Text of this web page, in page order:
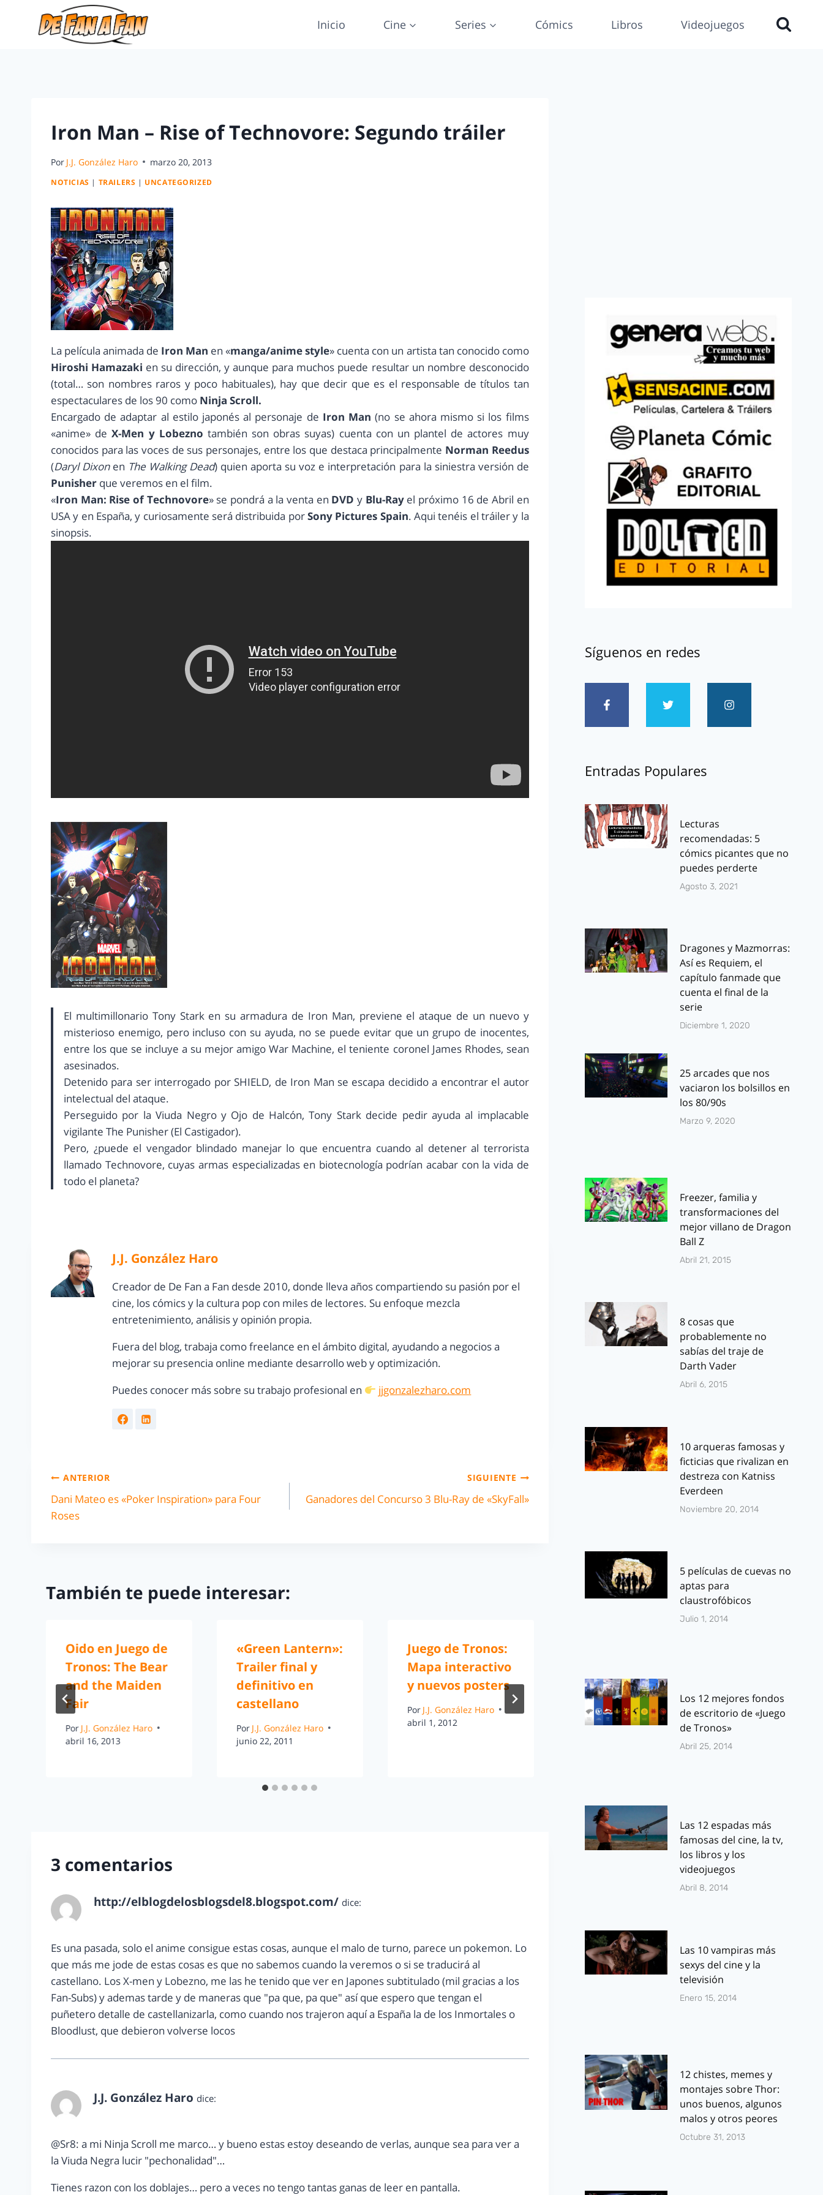
Inicio Cine Series Cómics Libros Videojuegos
Iron Man – Rise of Technovore: Segundo tráiler
Por J.J. González Haro marzo 20, 2013
NOTICIAS | TRAILERS | UNCATEGORIZED
La película animada de Iron Man en «manga/anime style» cuenta con un artista tan conocido como
Hiroshi Hamazaki en su dirección, y aunque para muchos puede resultar un nombre desconocido
(total… son nombres raros y poco habituales), hay que decir que es el responsable de títulos tan
espectaculares de los 90 como Ninja Scroll.
Encargado de adaptar al estilo japonés al personaje de Iron Man (no se ahora mismo si los films
«anime» deX-Men y Lobezno también son obras suyas) cuenta con un plantel de actores muy
conocidos para las voces de sus personajes, entre los que destaca principalmente Norman Reedus
(Daryl Dixonen The Walking Dead) quien aporta su voz e interpretación para la siniestra versión de
Punisher que veremos en el film.
«Iron Man: Rise of Technovore» se pondrá a la venta en DVD y Blu-Rayel próximo 16 de Abril en
USA y en España, y curiosamente será distribuida porSony Pictures Spain. Aqui tenéis el tráiler y la
sinopsis.
El multimillonario Tony Stark en su armadura de Iron Man, previene el ataque de un nuevo y
misterioso enemigo, pero incluso con su ayuda, no se puede evitar que un grupo de inocentes,
entre los que se incluye a su mejor amigo War Machine, el teniente coronel James Rhodes, sean
asesinados.
Detenido para ser interrogado por SHIELD, de Iron Man se escapa decidido a encontrar el autor
intelectual del ataque.
Perseguido por la Viuda Negro y Ojo de Halcón, Tony Stark decide pedir ayuda al implacable
vigilante The Punisher (El Castigador).
Pero, ¿puede el vengador blindado manejar lo que encuentra cuando al detener al terrorista
llamado Technovore, cuyas armas especializadas en biotecnología podrían acabar con la vida de
todo el planeta?
J.J. González Haro
Creador de De Fan a Fan desde 2010, donde lleva años compartiendo su pasión por el
cine, los cómics y la cultura pop con miles de lectores. Su enfoque mezcla
entretenimiento, análisis y opinión propia.
Fuera del blog, trabaja como freelance en el ámbito digital, ayudando a negocios a
mejorar su presencia online mediante desarrollo web y optimización.
Puedes conocer más sobre su trabajo profesional en
jjgonzalezharo.com
ANTERIOR
Dani Mateo es «Poker Inspiration» para Four
Roses
SIGUIENTE
Ganadores del Concurso 3 Blu-Ray de «SkyFall»
También te puede interesar:
Oido en Juego de
Tronos: The Bear
and the Maiden
Fair
PorJ.J. González Haro
abril 16, 2013
«Green Lantern»:
Trailer final y
definitivo en
castellano
Por J.J. González Haro
junio 22, 2011
Juego de Tronos:
Mapa interactivo
y nuevos posters
Por J.J. González Haro
abril 1, 2012
en Smallville ?
PorJ.J. González Haro
marzo 9, 2011
PorJ.J. González
enero 9, 2011
3 comentarios
http://elblogdelosblogsdel8.blogspot.com/ dice:
Es una pasada, solo el anime consigue estas cosas, aunque el malo de turno, parece un pokemon. Lo
que más me jode de estas cosas es que no sabemos cuando la veremos o si se traducirá al
castellano. Los X-men y Lobezno, me las he tenido que ver en Japones subtitulado (mil gracias a los
Fan-Subs) y ademas tarde y de maneras que "pa que, pa que" así que espero que tengan el
puñetero detalle de castellanizarla, como cuando nos trajeron aquí a España la de los Inmortales o
Bloodlust, que debieron volverse locos
J.J. González Haro dice:
@Sr8: a mi Ninja Scroll me marco… y bueno estas estoy deseando de verlas, aunque sea para ver a
la Viuda Negra lucir "pechonalidad"…
Tienes razon con los doblajes… pero a veces no tengo tantas ganas de leer en pantalla.
Síguenos en redes
Entradas Populares
Lecturas
recomendadas: 5
cómics picantes que no
puedes perderte
Agosto 3, 2021
Dragones y Mazmorras:
Así es Requiem, el
capítulo fanmade que
cuenta el final de la
serie
Diciembre 1, 2020
25 arcades que nos
vaciaron los bolsillos en
los 80/90s
Marzo 9, 2020
Freezer, familia y
transformaciones del
mejor villano de Dragon
Ball Z
Abril 21, 2015
8 cosas que
probablemente no
sabías del traje de
Darth Vader
Abril 6, 2015
10 arqueras famosas y
ficticias que rivalizan en
destreza con Katniss
Everdeen
Noviembre 20, 2014
5 películas de cuevas no
aptas para
claustrofóbicos
Julio 1, 2014
Los 12 mejores fondos
de escritorio de «Juego
de Tronos»
Abril 25, 2014
Las 12 espadas más
famosas del cine, la tv,
los libros y los
videojuegos
Abril 8, 2014
Las 10 vampiras más
sexys del cine y la
televisión
Enero 15, 2014
12 chistes, memes y
montajes sobre Thor:
unos buenos, algunos
malos y otros peores
Octubre 31, 2013